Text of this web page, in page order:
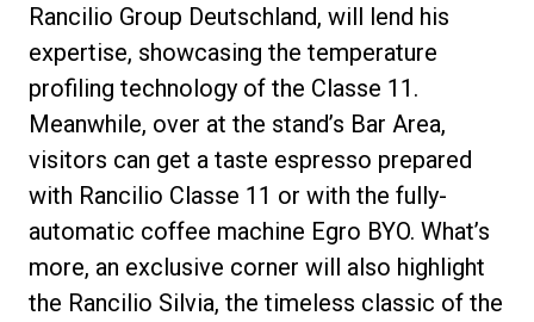
Rancilio Group Deutschland, will lend his
expertise, showcasing the temperature
profiling technology of the Classe 11.
Meanwhile, over at the stand’s Bar Area,
visitors can get a taste espresso prepared
with Rancilio Classe 11 or with the fully-
automatic coffee machine Egro BYO. What’s
more, an exclusive corner will also highlight
the Rancilio Silvia, the timeless classic of the